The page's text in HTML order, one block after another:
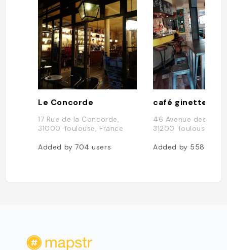
Le Concorde
17 Rue de la Concorde,
31000 Toulouse, France
Added by704users
café ginette
46 Avenue des
31200 Toulouse,
Added by 558